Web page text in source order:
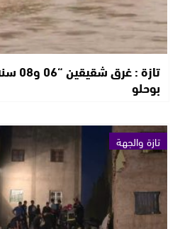
بوحلو
تازة والجهة